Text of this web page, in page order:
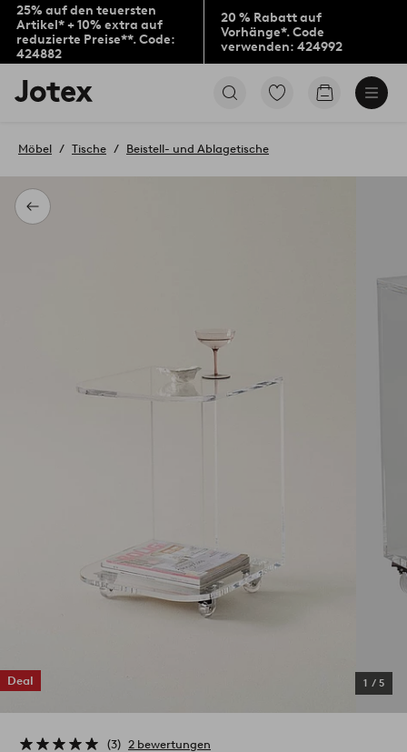
25% auf den teuersten
Artikel* + 10% extra auf
reduzierte Preise**. Code:
424882
20 % Rabatt auf
Vorhänge*. Code
verwenden: 424992
Jotex-
Logo
Startseite
Zu
Produkten
Zum
Zurück
Möbel Tische Beistell- und Ablagetische
Deal 1 / 5
3 2 bewertungen